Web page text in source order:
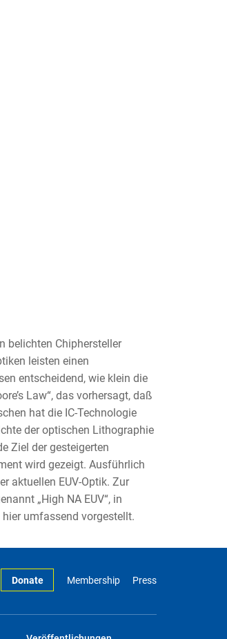
belichten Chiphersteller
leisten einen
entscheidend, wie klein die
Law“, das vorhersagt, daß
hat die IC-Technologie
der optischen Lithographie
Ziel der gesteigerten
wird gezeigt. Ausführlich
aktuellen EUV-Optik. Zur
„High NA EUV“, in
umfassend vorgestellt.
Donate Membership Press